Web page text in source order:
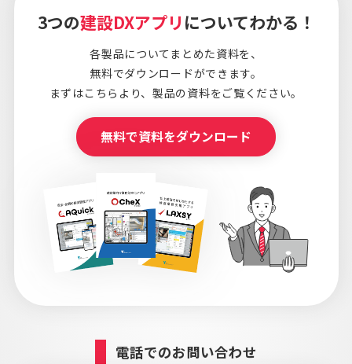
3つの建設DXアプリ についてわかる！
各製品についてまとめた資料を、
無料でダウンロードができます。
まずはこちらより、製品の資料をご覧ください。
無料で資料をダウンロード
電話でのお問い合わせ